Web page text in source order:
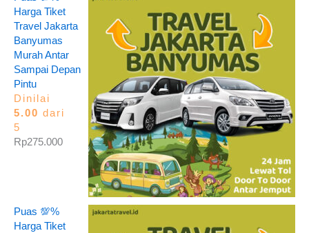
Harga Tiket
Travel Jakarta
Banyumas
Murah Antar
Sampai Depan
Pintu
Dinilai
5.00 dari
5
Rp275.000
Puas 💯%
Harga Tiket